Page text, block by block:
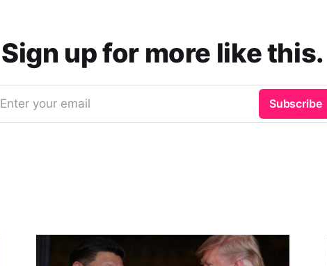
Sign up for more like this.
Enter your email Subscribe